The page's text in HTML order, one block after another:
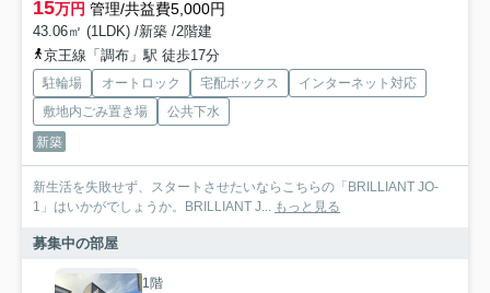
15万円 管理/共益費5,000円
43.06㎡ (1LDK) /新築 /2階建
京王線「調布」駅 徒歩17分
駐輪場 オートロック 宅配ボックス
インターネット対応
敷地内ごみ置き場
公共下水
新築
新生活を失敗せず、スタートさせたいならこちらの「BRILLIANT JO-
1」はいかがでしょうか。BRILLIANT J... もっと見る
募集中の部屋
1階